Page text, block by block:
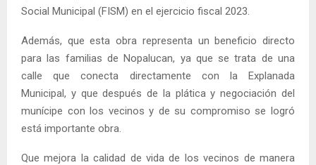
Social Municipal (FISM) en el ejercicio fiscal 2023.
Además, que esta obra representa un beneficio directo
para las familias de Nopalucan, ya que se trata de una
calle que conecta directamente con la Explanada
Municipal, y que después de la plática y negociación del
munícipe con los vecinos y de su compromiso se logró
está importante obra.
Que mejora la calidad de vida de los vecinos de manera